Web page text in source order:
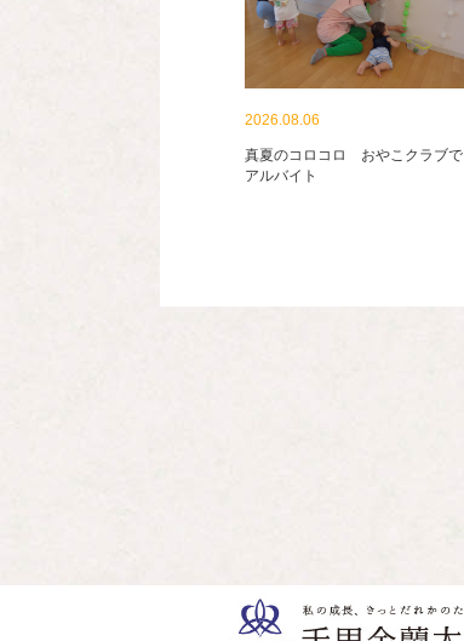
2026.08.06
真夏のコロコロ おやこクラブで
アルバイト